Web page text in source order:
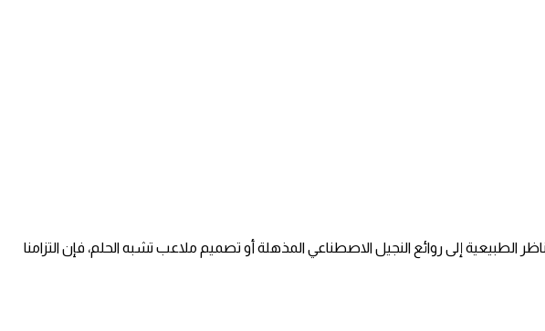
إلى روائع النجيل الاصطناعي المذهلة أو تصميم ملاعب تشبه الحلم، فإن التزامنا